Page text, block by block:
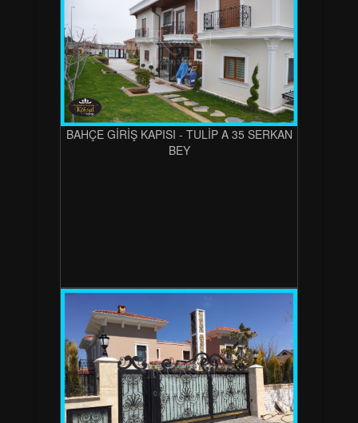
BAHÇE GİRİŞ KAPISI - TULİP A 35 SERKAN
BEY